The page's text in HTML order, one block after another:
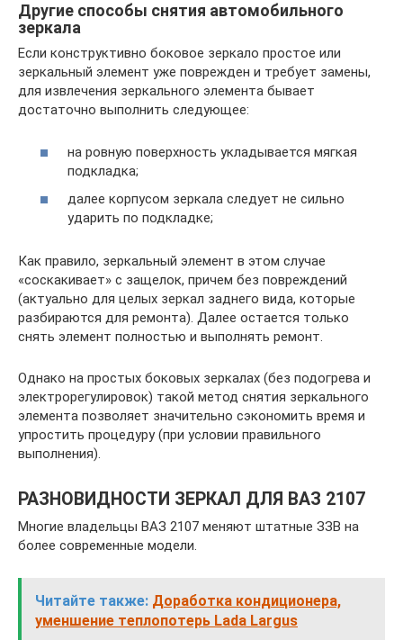
Другие способы снятия автомобильного
зеркала
Если конструктивно боковое зеркало простое или
зеркальный элемент уже поврежден и требует замены,
для извлечения зеркального элемента бывает
достаточно выполнить следующее:
на ровную поверхность укладывается мягкая
подкладка;
далее корпусом зеркала следует не сильно
ударить по подкладке;
Как правило, зеркальный элемент в этом случае
«соскакивает» с защелок, причем без повреждений
(актуально для целых зеркал заднего вида, которые
разбираются для ремонта). Далее остается только
снять элемент полностью и выполнять ремонт.
Однако на простых боковых зеркалах (без подогрева и
электрорегулировок) такой метод снятия зеркального
элемента позволяет значительно сэкономить время и
упростить процедуру (при условии правильного
выполнения).
РАЗНОВИДНОСТИ ЗЕРКАЛ ДЛЯ ВАЗ 2107
Многие владельцы ВАЗ 2107 меняют штатные ЗЗВ на
более современные модели.
Читайте также: Доработка кондиционера,
уменшение теплопотерь Lada Largus